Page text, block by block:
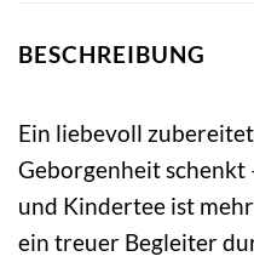
BESCHREIBUNG
Ein liebevoll
Geborgenheit schenkt
und Kindertee ist
ein treuer Begleiter